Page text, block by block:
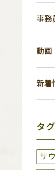
事務
動画
新着
タグ
サ